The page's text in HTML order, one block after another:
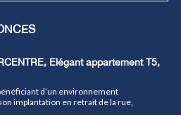
Elégant appartement T5,
d’un environnement
implantation en retrait de la rue,